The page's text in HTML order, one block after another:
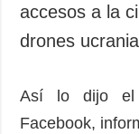
accesos a la
drones
Así lo dijo el
Facebook,